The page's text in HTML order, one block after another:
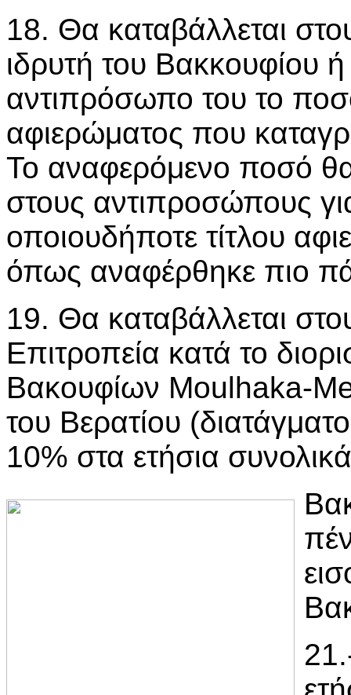
18. Θα καταβάλλεται
ιδρυτή του Βακκουφίου
αντιπρόσωπο του το
αφιερώματος που
Το αναφερόμενο ποσό θα
στους αντιπροσώπους
οποιουδήποτε τίτλου
όπως αναφέρθηκε πιο
19. Θα καταβάλλεται
Επιτροπεία κατά το
Βακουφίων Moulhaka-
του Βερατίου
10% στα ετήσια